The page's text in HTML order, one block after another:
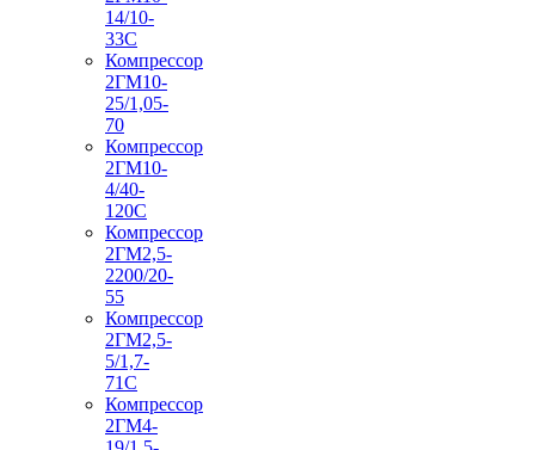
14/10-
33С
Компрессор
2ГМ10-
25/1,05-
70
Компрессор
2ГМ10-
4/40-
120С
Компрессор
2ГМ2,5-
2200/20-
55
Компрессор
2ГМ2,5-
5/1,7-
71С
Компрессор
2ГМ4-